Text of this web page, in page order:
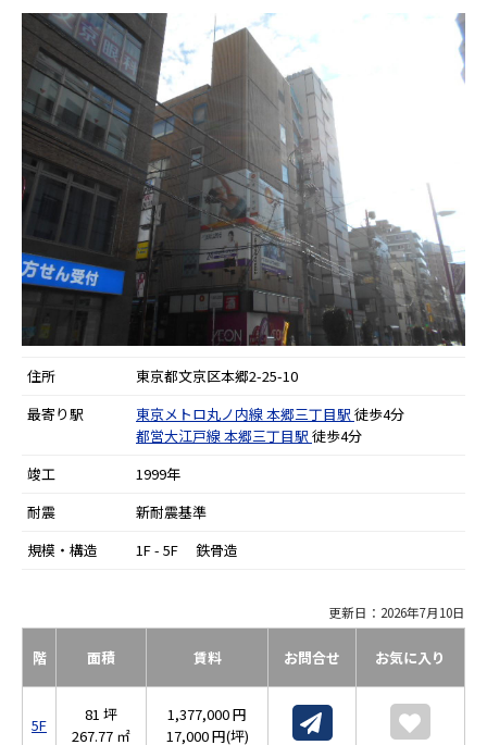
住所
東京都文京区本郷2-25-10
最寄り駅
東京メトロ丸ノ内線本郷三丁目駅 徒歩4分
都営大江戸線本郷三丁目駅 徒歩4分
竣工
1999年
耐震
新耐震基準
規模・構造
1F - 5F 鉄骨造
更新日：2026年7月10日
階 面積 賃料 お問合せ お気に入り
5F
81 坪
267.77 ㎡
1,377,000 円
17,000 円(坪)